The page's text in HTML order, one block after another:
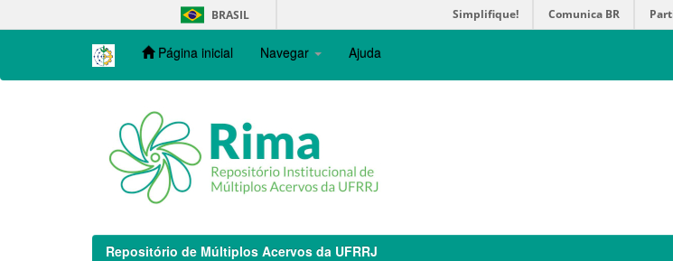
navigation
BRASIL Simplifique! Comunica BR
Página inicial Navegar Ajuda
Repositório de Múltiplos Acervos da UFRRJ